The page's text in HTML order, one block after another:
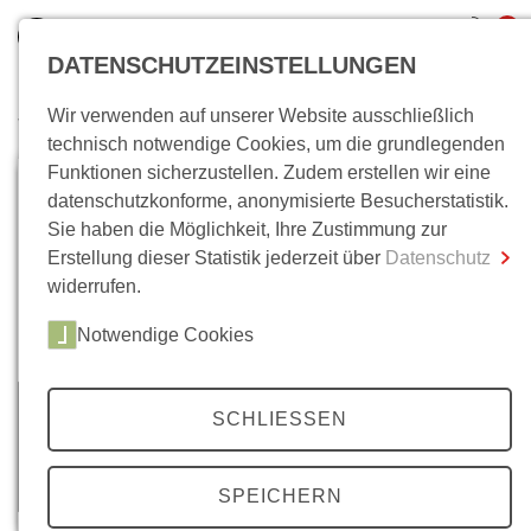
inkl. MwSt.
0,00 €
Zum Warenkorb Zur Kasse
Wo bin ich?
DATENSCHUTZEINSTELLUNGEN
Wir verwenden auf unserer Website ausschließlich
technisch notwendige Cookies, um die grundlegenden
Funktionen sicherzustellen. Zudem erstellen wir eine
datenschutzkonforme, anonymisierte Besucherstatistik.
Sie haben die Möglichkeit, Ihre Zustimmung zur
Erstellung dieser Statistik jederzeit über Datenschutz
widerrufen.
Notwendige Cookies
SCHLIESSEN
SPEICHERN